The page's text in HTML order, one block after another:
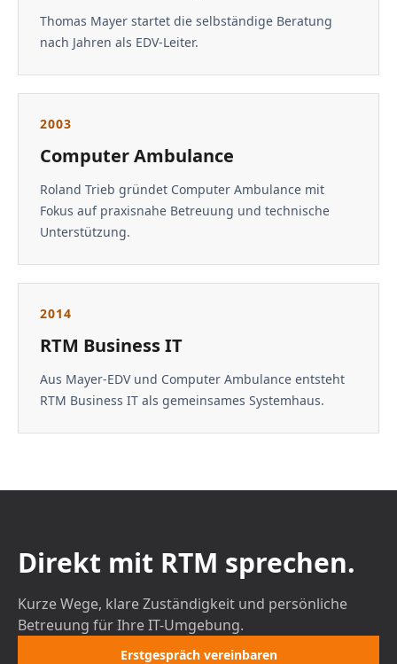
Thomas Mayer startet die selbständige Beratung
nach Jahren als EDV-Leiter.
2003
Computer Ambulance
Roland Trieb gründet Computer Ambulance mit
Fokus auf praxisnahe Betreuung und technische
Unterstützung.
2014
RTM Business IT
Aus Mayer-EDV und Computer Ambulance entsteht
RTM Business IT als gemeinsames Systemhaus.
Direkt mit RTM sprechen.
Kurze Wege, klare Zuständigkeit und persönliche
Betreuung für Ihre IT-Umgebung.
Erstgespräch vereinbaren